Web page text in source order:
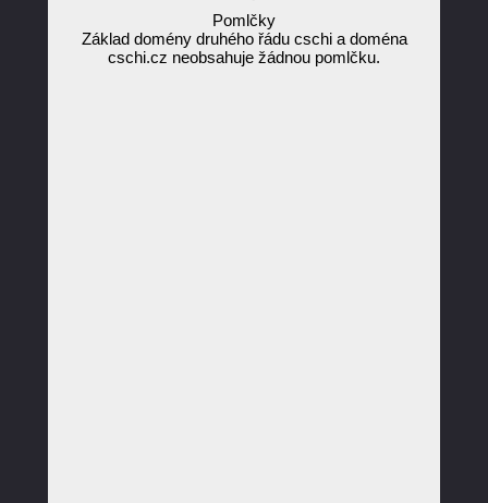
Pomlčky
Základ domény druhého řádu cschi a doména
cschi.cz neobsahuje žádnou pomlčku.